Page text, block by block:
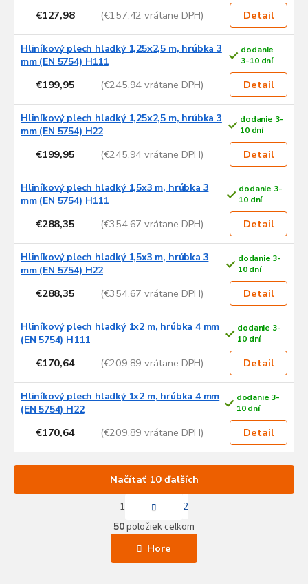
€127,98 (€157,42 vrátane DPH) Detail
Hliníkový plech hladký 1,25x2,5 m, hrúbka 3
mm (EN 5754) H111
dodanie
3-10 dní
€199,95 (€245,94 vrátane DPH) Detail
Hliníkový plech hladký 1,25x2,5 m, hrúbka 3
mm (EN 5754) H22
dodanie 3-
10 dní
€199,95 (€245,94 vrátane DPH) Detail
Hliníkový plech hladký 1,5x3 m, hrúbka 3
mm (EN 5754) H111
dodanie 3-
10 dní
€288,35 (€354,67 vrátane DPH) Detail
Hliníkový plech hladký 1,5x3 m, hrúbka 3
mm (EN 5754) H22
dodanie 3-
10 dní
€288,35 (€354,67 vrátane DPH) Detail
Hliníkový plech hladký 1x2 m, hrúbka 4 mm
(EN 5754) H111
dodanie 3-
10 dní
€170,64 (€209,89 vrátane DPH) Detail
Hliníkový plech hladký 1x2 m, hrúbka 4 mm
(EN 5754) H22
dodanie 3-
10 dní
€170,64 (€209,89 vrátane DPH) Detail
O
v
l
Načítať 10 ďalších
S
t
r
á
n
k
1
2
50položiek celkom
Hore